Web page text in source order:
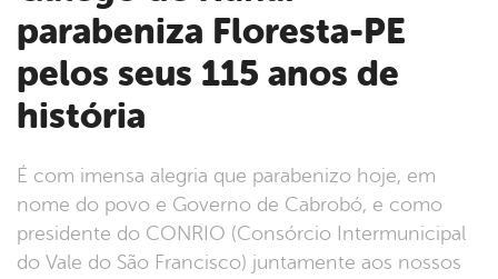
parabeniza Floresta-PE
pelos seus 115 anos de
história
É com imensa alegria que parabenizo hoje, em
nome do povo e Governo de Cabrobó, e como
presidente do CONRIO (Consórcio Intermunicipal
do Vale do São Francisco) juntamente aos nossos